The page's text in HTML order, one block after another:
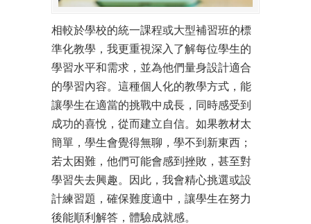
相較於學校的統一課程或大型補習班的標
準化教學，我更重視深入了解每位學生的
學習水平和需求，並為他們量身設計適合
的學習內容。這種個人化的教學方式，能
讓學生在適當的挑戰中成長，同時感受到
成功的喜悅，從而建立自信。如果教材太
簡單，學生會覺得無聊，學不到新東西；
若太困難，他們可能會感到挫敗，甚至對
學習失去興趣。因此，我會精心挑選或設
計練習題，確保難度適中，讓學生在努力
後能順利解答，體驗成就感。